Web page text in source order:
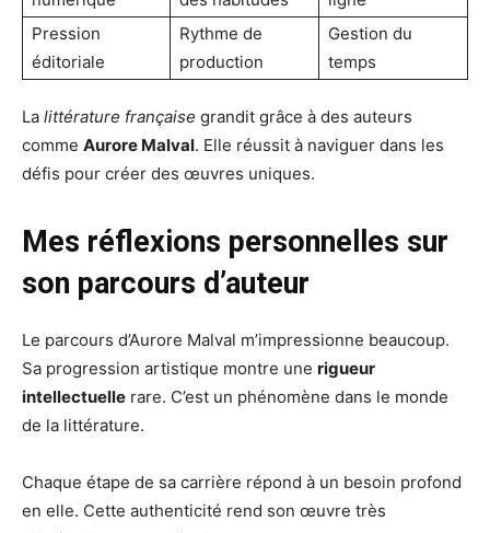
Pression
éditoriale
Rythme de
production
Gestion du
temps
La littérature française grandit grâce à des auteurs
comme Aurore Malval. Elle réussit à naviguer dans les
défis pour créer des œuvres uniques.
Mes réflexions personnelles sur
son parcours d’auteur
Le parcours d’Aurore Malval m’impressionne beaucoup.
Sa progression artistique montre une rigueur
intellectuelle rare. C’est un phénomène dans le monde
de la littérature.
Chaque étape de sa carrière répond à un besoin profond
en elle. Cette authenticité rend son œuvre très